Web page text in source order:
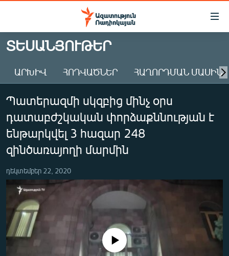
Մատչելիության
Անցնել
հիմնական
Անցնել
հիմնական
մենյուին
ԱԶԱՏՈՒԹՅՈՒՆ TV
ՀԱՅԱՍՏԱՆ
ԸՆՏՐՈՒԹՅՈՒՆՆԵՐ 2026
ԻՐԱՎՈՒՆՔ
ՀԱՍԱՐԱԿՈՒԹՅՈՒՆ
ՂԱՐԱԲԱՂ
ՊԱՏԵՐԱԶՄԻ 6 ՇԱԲԱԹՆԵՐԸ
ՏԱՐԱԾԱՇՐՋԱՆ
ՄԻՋԱԶԳԱՅԻՆ
ՏԵՍԱՆՅՈՒԹԵՐ
ԱՐԽԻՎ ՀՈԴՎԱԾՆԵՐ ՀԱՂՈՐԴՄԱՆ ՄԱՍԻՆ
Պատերազմի սկզբից մինչ օրս
դատաբժշկական փորձաքննության է
ենթարկվել 3 հազար 248
զինծառայողի մարմին
դեկտեմբեր 22, 2020
No media source currently available